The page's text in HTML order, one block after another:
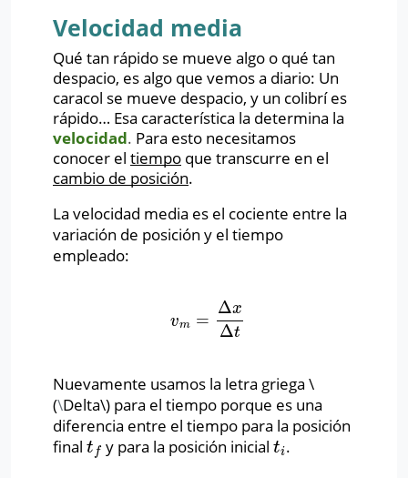
Velocidad media
Qué tan rápido se mueve algo o qué tan
despacio, es algo que vemos a diario: Un
caracol se mueve despacio, y un colibrí es
rápido… Esa característica la determina la
velocidad. Para esto necesitamos
conocer el tiempo que transcurre en el
cambio de posición.
La velocidad media es el cociente entre la
variación de posición y el tiempo
empleado:
vm =
Δx
Δt
vm =Δ xΔt
Nuevamente usamos la letra griega \
(\Delta\) para el tiempo porque es una
diferencia entre el tiempo para la posición
final t f
tf y para la posición inicialti
ti .